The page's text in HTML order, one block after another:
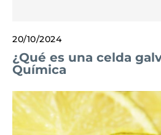
20/10/2024
¿Qué es una celda
Química